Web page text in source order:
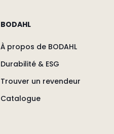
BODAHL
À propos de BODAHL
Durabilité & ESG
Trouver un revendeur
Catalogue